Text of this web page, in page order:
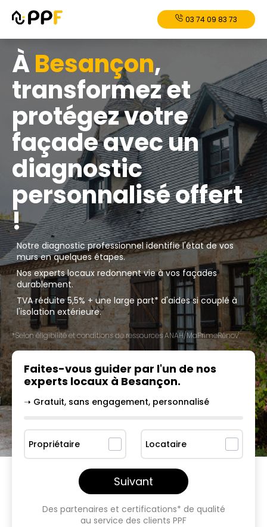
03 74 09 83 73
ÀBesançon,
transformez et
protégez votre
façade avec un
diagnostic
personnalisé offert
!
Notre diagnostic professionnel identifie l'état de vos
murs en quelques étapes.
Nos experts locaux redonnent vie à vos façades
durablement.
TVA réduite 5,5% + une large part* d'aides si couplé à
l'isolation extérieure.
*Selon éligibilité et conditions de ressources ANAH/MaPrimeRénov'.
Faites-vous guider par l'un de nos
experts locaux à Besançon.
➝ Gratuit, sans engagement, personnalisé
Propriétaire Locataire
Suivant
Des partenaires et certifications* de qualité
au service des clients PPF